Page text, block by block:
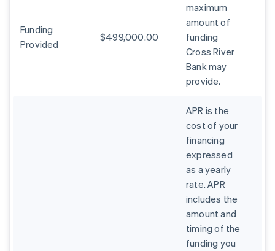
Funding
Provided
$499,000.00
maximum
amount of
funding
Cross River
Bank may
provide.
APR is the
cost of your
financing
expressed
as a yearly
rate. APR
includes the
amount and
timing of the
funding you